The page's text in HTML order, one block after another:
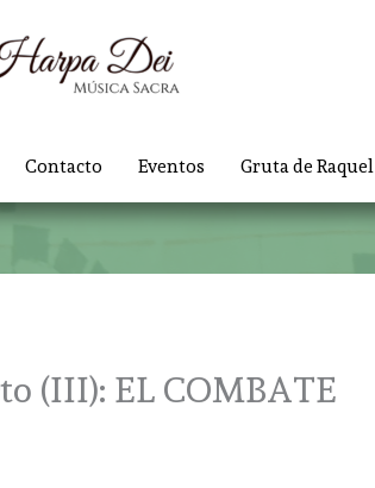
Contacto Eventos Gruta de Raquel
(III): EL COMBATE